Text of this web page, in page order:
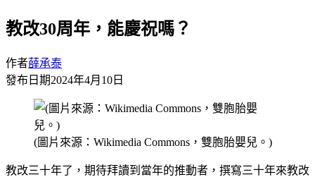
教改30周年，能慶祝嗎？
作者薛承泰
發布日期2024年4月10日
(圖片來源：Wikimedia Commons，雙胞胎嬰兒。)
教改三十年了，期待拜讀到當年的推動者，撰寫三十年來教改